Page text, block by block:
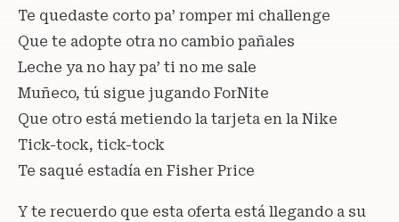
Te quedaste corto pa’ romper mi challenge
Que te adopte otra no cambio pañales
Leche ya no hay pa’ ti no me sale
Muñeco, tú sigue jugando ForNite
Que otro está metiendo la tarjeta en la Nike
Tick-tock, tick-tock
Te saqué estadía en Fisher Price
Y te recuerdo que esta oferta está llegando a su